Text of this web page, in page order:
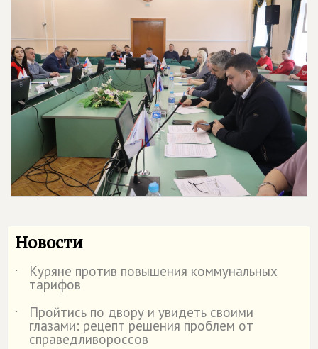
Новости
˙ Куряне против повышения коммунальных
тарифов
˙
Пройтись по двору и увидеть своими
глазами: рецепт решения проблем от
справедливороссов